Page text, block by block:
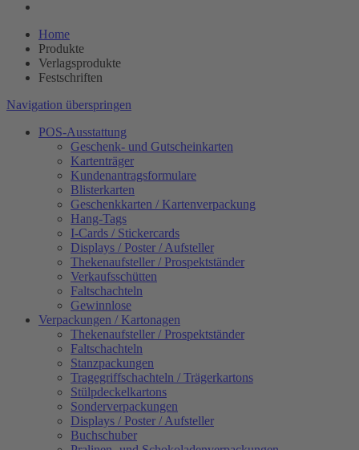
Home
Produkte
Verlagsprodukte
Festschriften
Navigation überspringen
POS-Ausstattung
Geschenk- und Gutscheinkarten
Kartenträger
Kundenantragsformulare
Blisterkarten
Geschenkkarten / Kartenverpackung
Hang-Tags
I-Cards / Stickercards
Displays / Poster / Aufsteller
Thekenaufsteller / Prospektständer
Verkaufsschütten
Faltschachteln
Gewinnlose
Verpackungen / Kartonagen
Thekenaufsteller / Prospektständer
Faltschachteln
Stanzpackungen
Tragegriffschachteln / Trägerkartons
Stülpdeckelkartons
Sonderverpackungen
Displays / Poster / Aufsteller
Buchschuber